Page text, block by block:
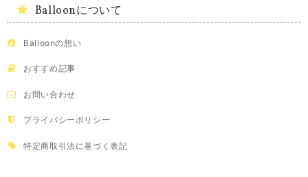
Balloonについて
Balloonの想い
おすすめ記事
お問い合わせ
プライバシーポリシー
特定商取引法に基づく表記